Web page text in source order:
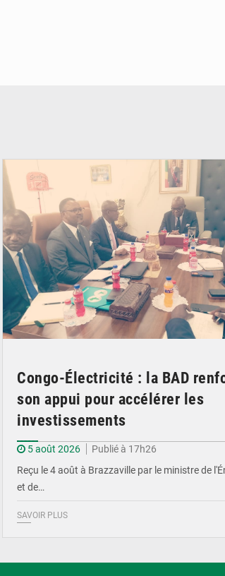
Congo-Électricité : la BAD
son appui pour accélérer les
investissements
5 août 2026
Publié à 17h26
Reçu le 4 août à Brazzaville par le ministre de
et de…
SAVOIR PLUS